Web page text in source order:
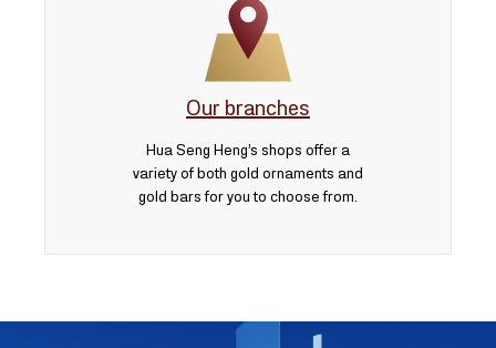
Our branches
Hua Seng Heng’s shops offer a
variety of both gold ornaments and
gold bars for you to choose from.